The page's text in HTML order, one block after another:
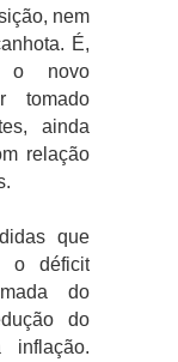
nem
É,
o novo
tomado
ainda
relação
que
o déficit
do
do